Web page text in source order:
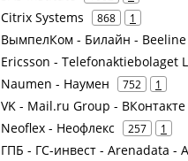
Citrix Systems 868 1
ВымпелКом - Билайн -
Ericsson - Telefonaktiebolaget
Naumen - Наумен 752 1
VK - Mail.ru Group - ВКонтакте
Neoflex - Неофлекс 257 1
ГПБ - ГС-инвест - Arenadata -